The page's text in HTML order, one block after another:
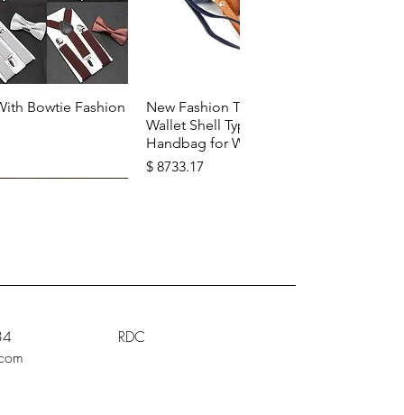
rapideBowtie Fashion
Aperçu rapide
New Fashion Top Layer Cowhide
Wallet Shell Type Soft Zipper
Handbag for Woman
Prix
$ 8733.17
RDC